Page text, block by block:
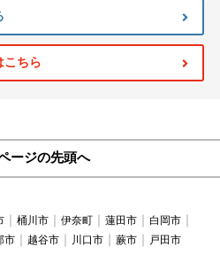
こちら
ージの先頭へ
桶川市 伊奈町 蓮田市
白岡市
市 越谷市 川口市 蕨市 戸田市